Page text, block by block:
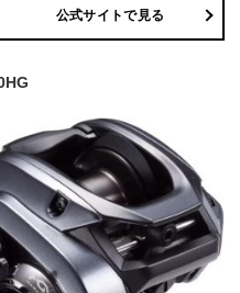
公式サイトで見る